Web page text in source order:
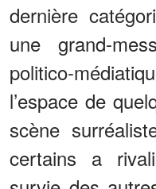
dernière
une grand-
politico-
l’espace de
scène
certains a